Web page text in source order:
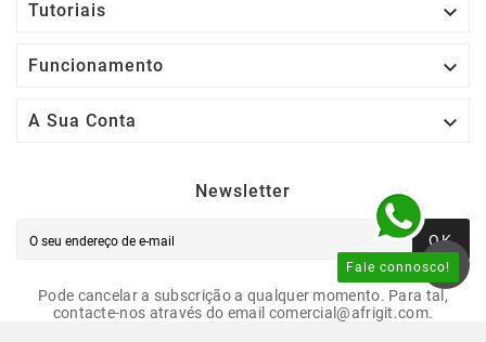
Tutoriais 
Funcionamento 
A Sua Conta 
Newsletter
OK
Pode cancelar a subscrição a qualquer momento. Para tal,
contacte-nos através do email comercial@afrigit.com.
Fale connosco!